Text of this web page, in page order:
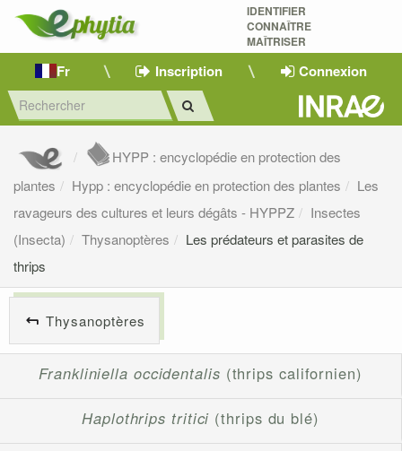
IDENTIFIER
CONNAÎTRE
MAÎTRISER
Fr Inscription Connexion
HYPP : encyclopédie en protection des
plantes
Hypp : encyclopédie en protection des plantes
Les
ravageurs des cultures et leurs dégâts - HYPPZ
Insectes
(Insecta)
Thysanoptères
Les prédateurs et parasites de
thrips
Thysanoptères
Frankliniella occidentalis (thrips californien)
Haplothrips tritici (thrips du blé)